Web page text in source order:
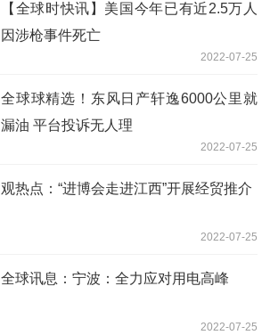
【全球时快讯】美国今年已有近2.5万人
因涉枪事件死亡
2022-07-25
全球球精选！东风日产轩逸6000公里就
漏油 平台投诉无人理
2022-07-25
观热点：“进博会走进江西”开展经贸推介
2022-07-25
全球讯息：宁波：全力应对用电高峰
2022-07-25